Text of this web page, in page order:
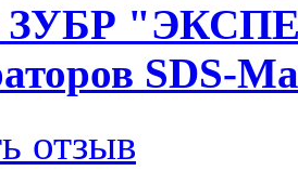
ЗУБР
SDS-
отзыв